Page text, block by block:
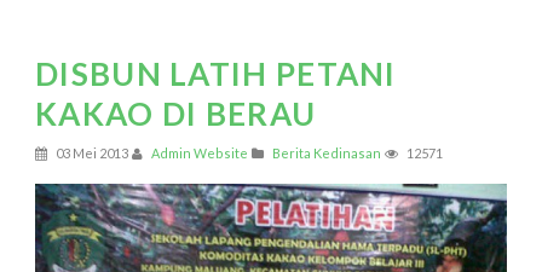
DISBUN LATIH PETANI
KAKAO DI BERAU
03 Mei 2013 Admin Website Berita Kedinasan 12571